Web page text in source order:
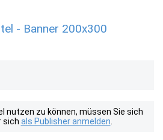
- Banner 200x300
nutzen zu können, müssen Sie sich
sich als Publisher anmelden